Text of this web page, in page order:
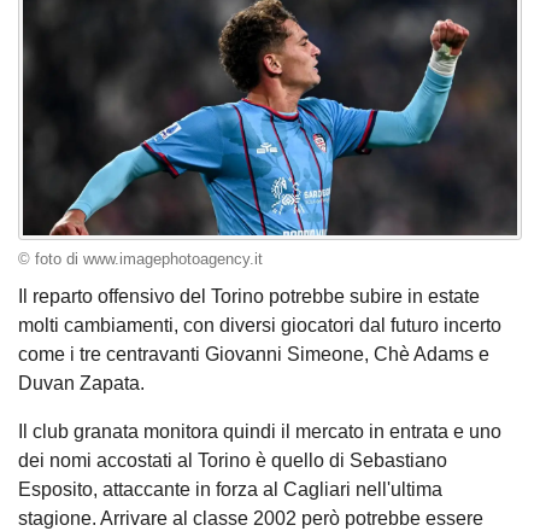
© foto di www.imagephotoagency.it
Il reparto offensivo del Torino potrebbe subire in estate
molti cambiamenti, con diversi giocatori dal futuro incerto
come i tre centravanti Giovanni Simeone, Chè Adams e
Duvan Zapata.
Il club granata monitora quindi il mercato in entrata e uno
dei nomi accostati al Torino è quello di Sebastiano
Esposito, attaccante in forza al Cagliari nell'ultima
stagione. Arrivare al classe 2002 però potrebbe essere